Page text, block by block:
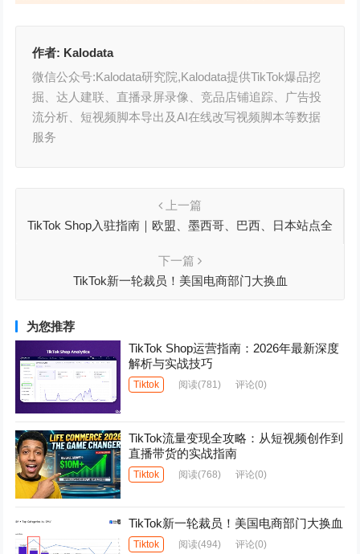
作者: Kalodata
微信公众号:Kalodata研究院,Kalodata提供TikTok爆品挖
掘、达人建联、直播录屏录像、竞品店铺追踪、广告投
流分析、短视频脚本导出及AI在线改写视频脚本等数据
服务
上一篇
TikTok Shop入驻指南｜欧盟、墨西哥、巴西、日本站点全
下一篇
TikTok新一轮裁员！美国电商部门大换血
为您推荐
TikTok Shop运营指南：2026年最新深度
解析与实战技巧
Tiktok 阅读(781) 评论(0)
TikTok流量变现全攻略：从短视频创作到
直播带货的实战指南
Tiktok 阅读(768) 评论(0)
TikTok新一轮裁员！美国电商部门大换血
Tiktok 阅读(494) 评论(0)